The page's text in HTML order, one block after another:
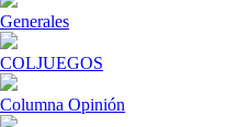
Generales
COLJUEGOS
Columna Opinión